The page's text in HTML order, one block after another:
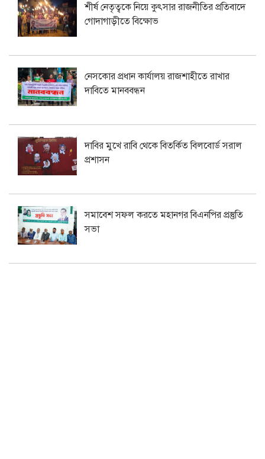
শীর্ষ নেতৃত্বকে নিয়ে কুৎসার রাজনীতির প্রতিবাদে
গোদাগাড়ীতে বিক্ষোভ
নেসকোর প্রধান কার্যালয় রাজশাহীতে রাখার
দাবিতে মানববন্ধন
দাবির মুখে রাবি থেকে বিতর্কিত বিলবোর্ড সরাল
প্রশাসন
সমাবেশ সফল করতে মহানগর বিএনপির প্রস্তুতি
সভা